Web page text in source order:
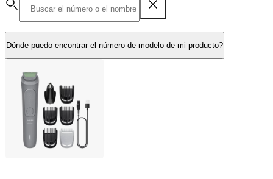
Dónde puedo encontrar el número de modelo de mi producto?